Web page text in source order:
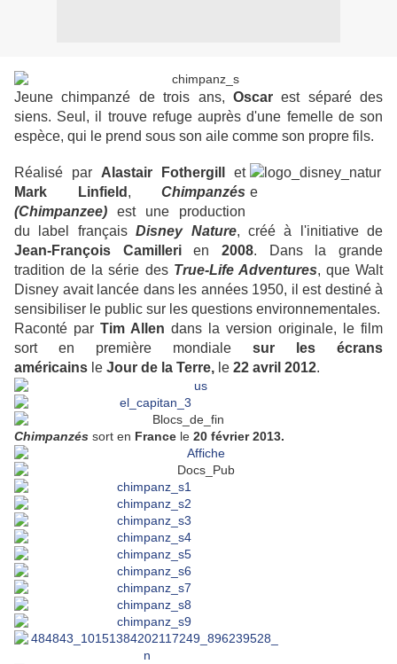
Jeune chimpanzé de trois ans, Oscarest séparé des
siens. Seul, il trouve refuge auprès d'une femelle de son
espèce, qui le prend sous son aile comme son propre fils.
Réalisé par Alastair Fothergill
et
Mark Linfield , Chimpanzés
(Chimpanzee) est une production
du label françaisDisney Nature, créé à l'initiative de
Jean-François Camillerien2008. Dans la grande
tradition de la série des True-Life Adventures, que Walt
Disney avait lancée dans les années 1950, il est destiné à
sensibiliser le public sur les questions environnementales.
Raconté par Tim Allen dans la version originale, le film
sort en première mondiale sur les écrans
américains le Jour de la Terre, le 22 avril 2012.
Chimpanzés sort en France le 20 février 2013.